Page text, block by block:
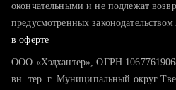
окончательными и не подлежат
предусмотренных
в оферте
ООО «Хэдхантер», ОГРН
вн. тер. г. Муниципальный округ